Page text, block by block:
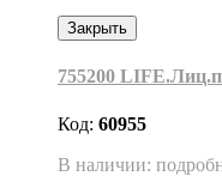
Закрыть
755200
Код: 60955
В наличии: